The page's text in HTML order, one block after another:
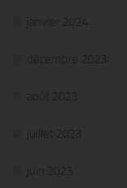
janvier 2024
décembre 2023
août 2023
juillet 2023
juin 2023